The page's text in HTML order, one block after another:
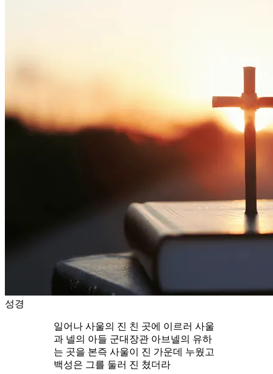
성경
일어나 사울의 진 친 곳에 이르러 사울
과 넬의 아들 군대장관 아브넬의 유하
는 곳을 본즉 사울이 진 가운데 누웠고
백성은 그를 둘러 진 쳤더라